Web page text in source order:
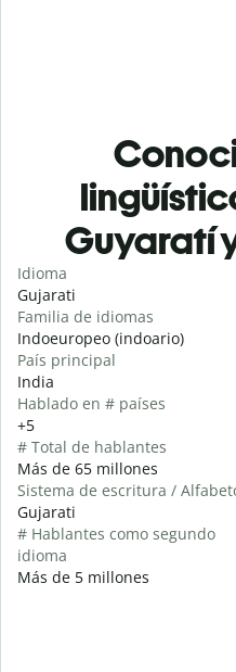
Guyaratí
Idioma
Gujarati
Familia de idiomas
Indoeuropeo (indoario)
País principal
India
Hablado en # países
+5
# Total de hablantes
Más de 65 millones
Sistema de escritura /
Gujarati
# Hablantes como segundo
idioma
Más de 5 millones